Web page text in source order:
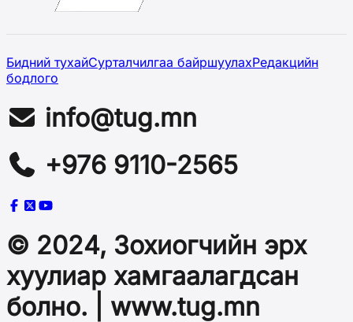
Бидний тухайСурталчилгаа байршуулахРедакцийн
бодлого
info@tug.mn
+976 9110-2565
© 2024, Зохиогчийн эрх
хуулиар хамгаалагдсан
болно. | www.tug.mn